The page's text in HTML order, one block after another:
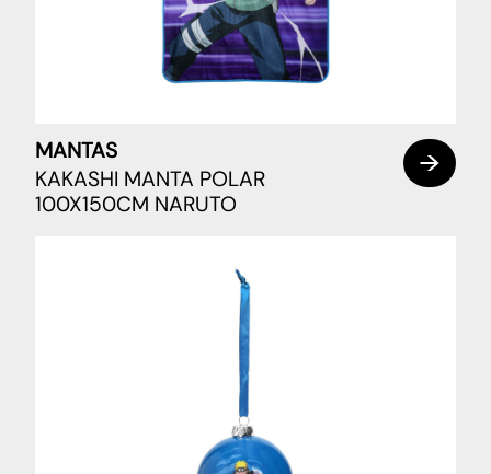
MANTAS
KAKASHI MANTA POLAR
100X150CM NARUTO